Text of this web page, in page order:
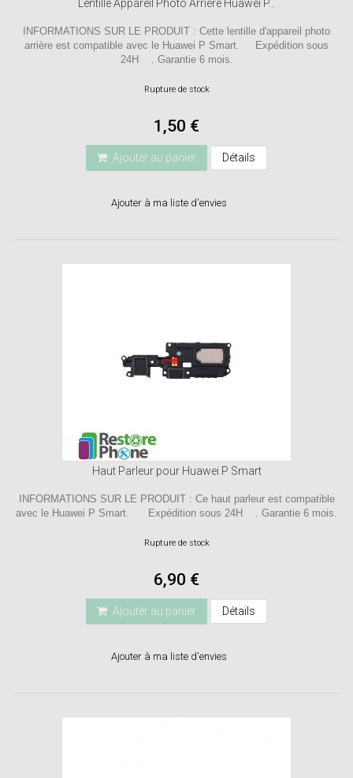
Lentille Appareil Photo Arriere Huawei P...
INFORMATIONS SUR LE PRODUIT : Cette lentille d'appareil photo
arrière est compatible avec le Huawei P Smart. Expédition sous
24H . Garantie 6 mois.
Rupture de stock
1,50 €
Ajouter au panier Détails
Ajouter à ma liste d'envies
Haut Parleur pour Huawei P Smart
INFORMATIONS SUR LE PRODUIT : Ce haut parleur est compatible
avec le Huawei P Smart. Expédition sous 24H . Garantie 6 mois.
Rupture de stock
6,90 €
Ajouter au panier Détails
Ajouter à ma liste d'envies